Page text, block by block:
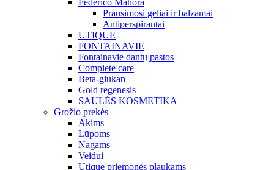
Prausimosi geliai ir balzamai
Antiperspirantai
UTIQUE
FONTAINAVIE
Fontainavie dantų pastos
Complete care
Beta-glukan
Gold regenesis
SAULĖS KOSMETIKA
Grožio prekės
Akims
Lūpoms
Nagams
Veidui
Utique priemonės plaukams